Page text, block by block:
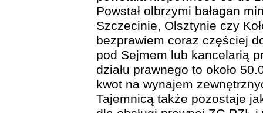
Powstał olbrzymi bałagan
Szczecinie, Olsztynie czy
bezprawiem coraz częściej
pod Sejmem lub kancelarią
działu prawnego to około
kwot na wynajem
Tajemnicą także pozostaje